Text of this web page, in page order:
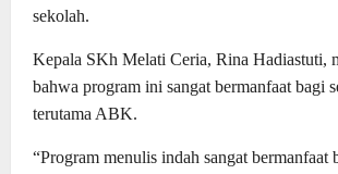
sekolah.
‎Kepala SKh Melati Ceria, Rina Hadiastuti,
bahwa program ini sangat bermanfaat bagi
terutama ABK.
‎“Program menulis indah sangat bermanfaat